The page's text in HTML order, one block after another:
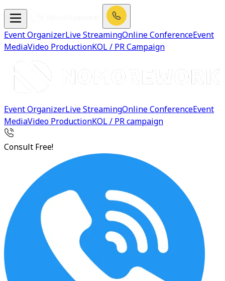
Event OrganizerLive StreamingOnline ConferenceEvent
MediaVideo ProductionKOL / PR Campaign
Event OrganizerLive StreamingOnline ConferenceEvent
MediaVideo ProductionKOL / PR campaign
Consult Free!